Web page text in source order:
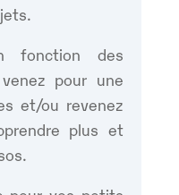
fonction des
pour une
et/ou revenez
plus et